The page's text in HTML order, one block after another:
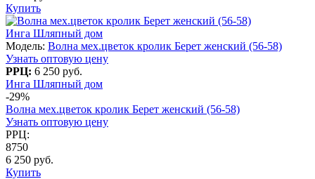
Купить
Инга Шляпный дом
Модель: Волна мех.цветок кролик Берет женский (56-58)
Узнать оптовую цену
РРЦ: 6 250 руб.
Инга Шляпный дом
-29%
Волна мех.цветок кролик Берет женский (56-58)
Узнать оптовую цену
РРЦ:
8750
6 250 руб.
Купить